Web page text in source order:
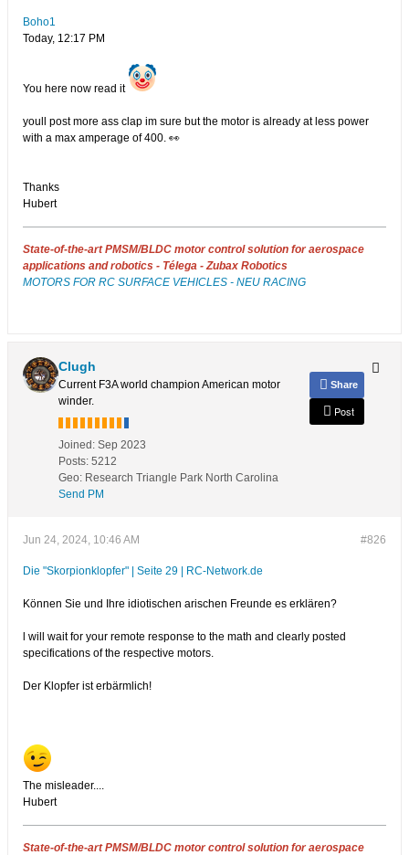
Boho1
Today, 12:17 PM​
You here now read it
youll post more ass clap im sure but the motor is already at less power
with a max amperage of 400. 👀
Thanks
Hubert
State-of-the-art PMSM/BLDC motor control solution for aerospace
applications and robotics - Télega - Zubax Robotics
MOTORS FOR RC SURFACE VEHICLES - NEU RACING
Clugh
Current F3A world champion American motor
winder.
Joined: Sep 2023
Posts: 5212
Geo: Research Triangle Park North Carolina
Send PM
Share
Post
#826
Jun 24, 2024, 10:46 AM
Die "Skorpionklopfer" | Seite 29 | RC-Network.de
Können Sie und Ihre idiotischen arischen Freunde es erklären?
l will wait for your remote response to the math and clearly posted
specifications of the respective motors.
Der Klopfer ist erbärmlich!
The misleader....
Hubert
State-of-the-art PMSM/BLDC motor control solution for aerospace